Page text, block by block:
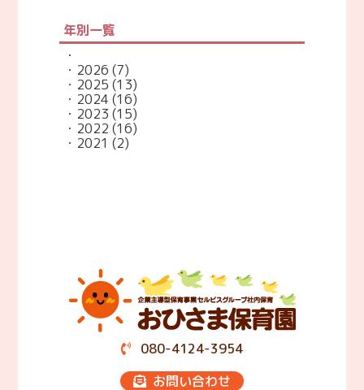
年別一覧
2026 (7)
2025 (13)
2024 (16)
2023 (15)
2022 (16)
2021 (2)
080-4124-3954
お問い合わせ